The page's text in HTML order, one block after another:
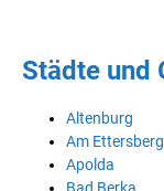
Städte und
Altenburg
Am Ettersberg
Apolda